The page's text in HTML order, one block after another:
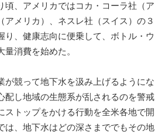
、アメリカではコカ・コーラ社（ア
アメリカ）、ネスレ社（スイス）の３
り、健康志向に便乗して、ボトル・ウ
量消費を始めた。
競って地下水を汲み上げるようにな
配し地域の生態系が乱されるのを警戒
ストップをかける行動を全米各地で開
は、地下水はどの深さまででもその地